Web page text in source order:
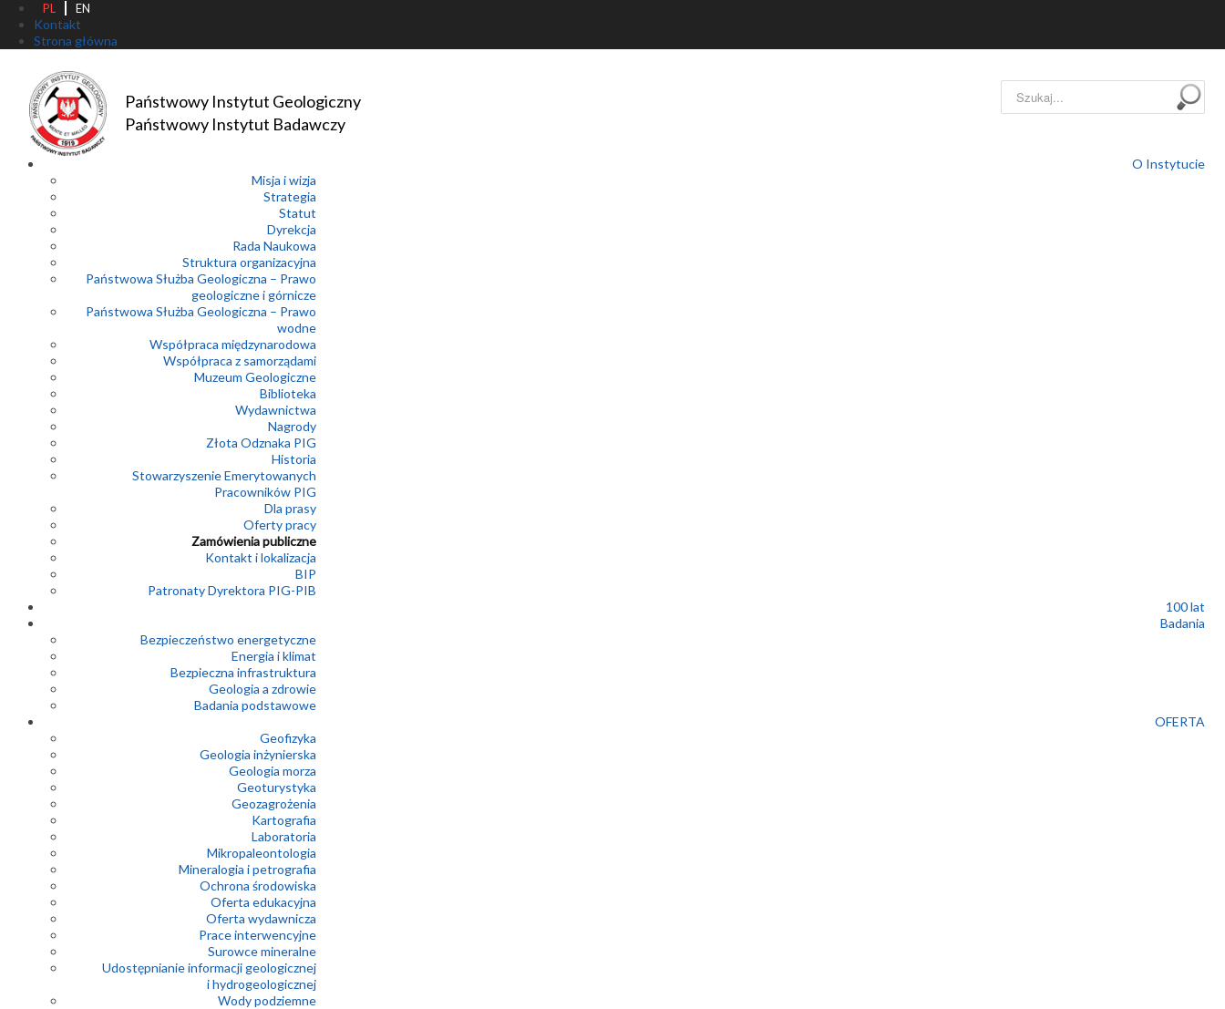
PL EN
Kontakt
Strona główna
Państwowy Instytut Geologiczny
Państwowy Instytut Badawczy
Szukaj...
O Instytucie
Misja i wizja
Strategia
Statut
Dyrekcja
Rada Naukowa
Struktura organizacyjna
Państwowa Służba Geologiczna – Prawo
geologiczne i górnicze
Państwowa Służba Geologiczna – Prawo
wodne
Współpraca międzynarodowa
Współpraca z samorządami
Muzeum Geologiczne
Biblioteka
Wydawnictwa
Nagrody
Złota Odznaka PIG
Historia
Stowarzyszenie Emerytowanych
Pracowników PIG
Dla prasy
Oferty pracy
Zamówienia publiczne
Kontakt i lokalizacja
BIP
Patronaty Dyrektora PIG-PIB
100 lat
Badania
Bezpieczeństwo energetyczne
Energia i klimat
Bezpieczna infrastruktura
Geologia a zdrowie
Badania podstawowe
OFERTA
Geofizyka
Geologia inżynierska
Geologia morza
Geoturystyka
Geozagrożenia
Kartografia
Laboratoria
Mikropaleontologia
Mineralogia i petrografia
Ochrona środowiska
Oferta edukacyjna
Oferta wydawnicza
Prace interwencyjne
Surowce mineralne
Udostępnianie informacji geologicznej
i hydrogeologicznej
Wody podziemne